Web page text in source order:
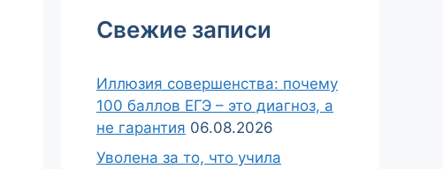
Свежие записи
Иллюзия совершенства: почему
100 баллов ЕГЭ – это диагноз, а
не гарантия 06.08.2026
Уволена за то, что учила